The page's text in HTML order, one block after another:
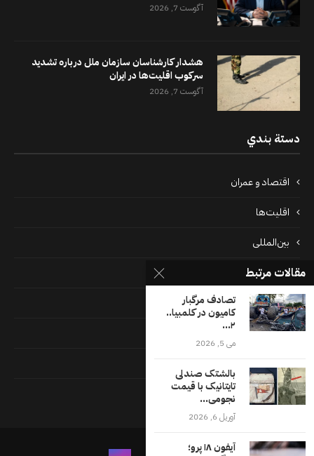
آگوست 7, 2026
هشدار کارشناسان سازمان ملل درباره تشدید
سرکوب اقلیت‌ها در ایران
آگوست 7, 2026
دستة بندي
اقتصاد و عمران
اقلیت‌ها
بین‌المللی
پرونده‌ها
جامعه
دسته بندی نشده
فرهنگ
مقالات مرتبط
تصادف مرگبار
کامیون در کلمبیا..
۲...
می 5, 2026
بالشتک صندلی
تایتانیک با قیمت
نجومی...
آوریل 6, 2026
آیفون ۱۸ پرو؛